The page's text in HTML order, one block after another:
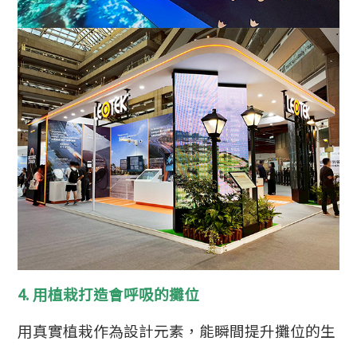
4. 用植栽打造會呼吸的攤位
用真實植栽作為設計元素，能瞬間提升攤位的生